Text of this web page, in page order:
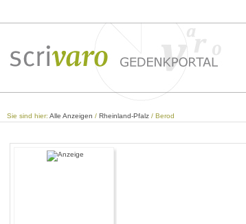
Sie sind hier: Alle Anzeigen / Rheinland-Pfalz / Berod